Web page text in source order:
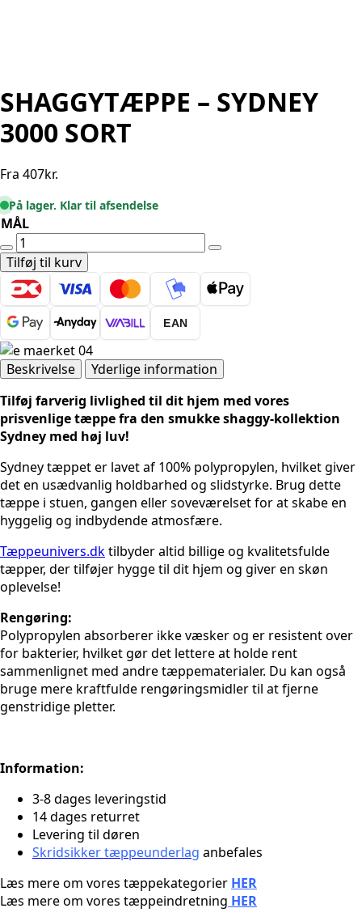
SHAGGYTÆPPE – SYDNEY
3000 SORT
Fra 407kr.
På lager. Klar til afsendelse
MÅL
SHAGGYTÆPPE
-
SYDNEY
3000
SORT
antal
Tilføj til kurv
EAN
Beskrivelse
Yderlige information
Tilføj farverig livlighed til dit hjem med vores
prisvenlige tæppe fra den smukke shaggy-kollektion
Sydney med høj luv!
Sydney tæppet er lavet af 100% polypropylen, hvilket giver
det en usædvanlig holdbarhed og slidstyrke. Brug dette
tæppe i stuen, gangen eller soveværelset for at skabe en
hyggelig og indbydende atmosfære.
Tæppeunivers.dktilbyder altid billige og kvalitetsfulde
tæpper, der tilføjer hygge til dit hjem og giver en skøn
oplevelse!
Rengøring:
Polypropylen absorberer ikke væsker og er resistent over
for bakterier, hvilket gør det lettere at holde rent
sammenlignet med andre tæppematerialer. Du kan også
bruge mere kraftfulde rengøringsmidler til at fjerne
genstridige pletter.
Information:
3-8 dages leveringstid
14 dages returret
Levering til døren
Skridsikker tæppeunderlag anbefales
Læs mere om vores tæppekategorier HER
Læs mere om vores tæppeindretning HER